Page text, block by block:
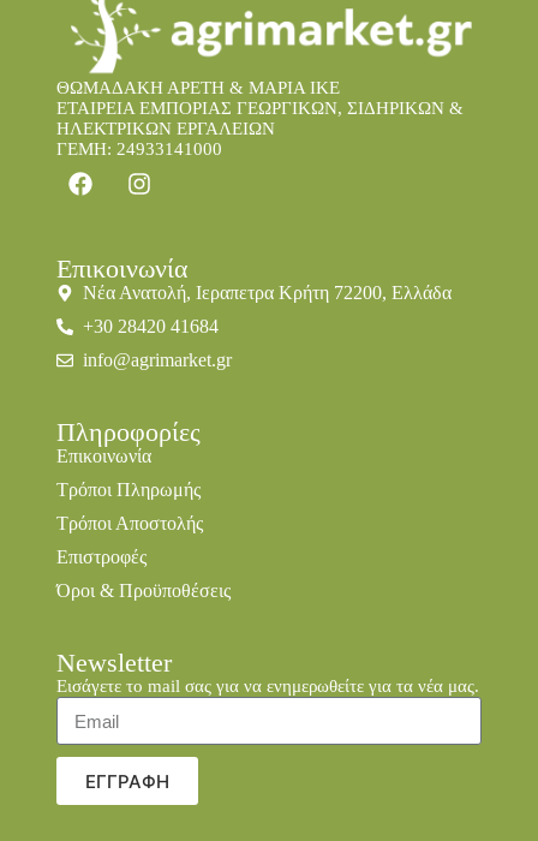
ΘΩΜΑΔΑΚΗ ΑΡΕΤΗ & ΜΑΡΙΑ IKE
ΕΤΑΙΡΕΙΑ ΕΜΠΟΡΙΑΣ ΓΕΩΡΓΙΚΩΝ, ΣΙΔΗΡΙΚΩΝ &
ΗΛΕΚΤΡΙΚΩΝ ΕΡΓΑΛΕΙΩΝ
ΓΕΜΗ: 24933141000
Επικοινωνία
Νέα Ανατολή, Ιεραπετρα Κρήτη 72200, Ελλάδα
+30 28420 41684
info@agrimarket.gr
Πληροφορίες
Επικοινωνία
Τρόποι Πληρωμής
Τρόποι Αποστολής
Επιστροφές
Όροι & Προϋποθέσεις
Newsletter
Εισάγετε το mail σας για να ενημερωθείτε για τα νέα μας.
ΕΓΓΡΑΦΗ